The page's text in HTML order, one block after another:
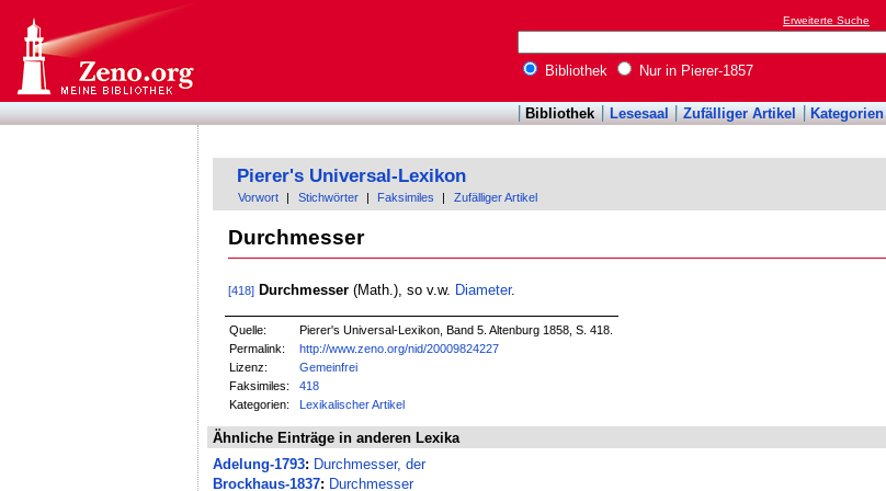
Erweiterte Suche
Bibliothek Nur in Pierer-1857
Bibliothek Lesesaal Zufälliger Artikel Kategorien
Pierer's Universal-Lexikon
Vorwort Stichwörter Faksimiles Zufälliger Artikel
Durchmesser
[418] Durchmesser(Math.), so v.w. Diameter.
Quelle:
Pierer's Universal-Lexikon, Band 5. Altenburg 1858, S. 418.
Permalink:
http://www.zeno.org/nid/20009824227
Lizenz:
Gemeinfrei
Faksimiles:
418
Kategorien:
Lexikalischer Artikel
Ähnliche Einträge in anderen Lexika
Adelung-1793: Durchmesser, der
Brockhaus-1837: Durchmesser